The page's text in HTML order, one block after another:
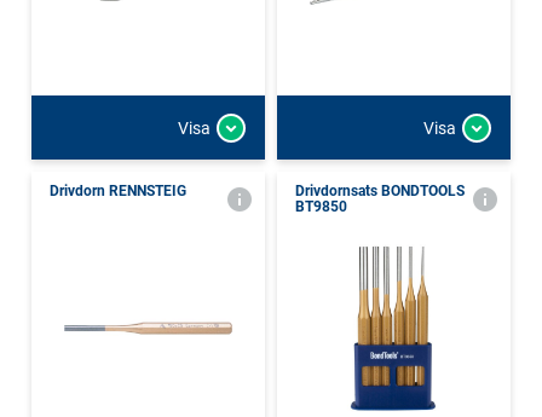
Visa Visa
Drivdorn RENNSTEIG
Drivdornsats BONDTOOLS
BT9850